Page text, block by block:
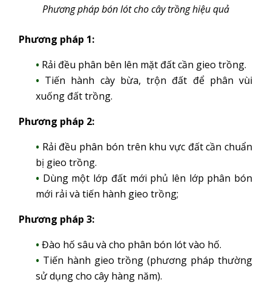
Phương pháp bón lót cho cây trồng hiệu quả
Phương pháp 1:
Rải đều phân bên lên mặt đất cần gieo trồng.
Tiến hành cày bừa, trộn đất để phân vùi
xuống đất trồng.
Phương pháp 2:
Rải đều phân bón trên khu vực đất cần chuẩn
bị gieo trồng.
Dùng một lớp đất mới phủ lên lớp phân bón
mới rải và tiến hành gieo trồng;
Phương pháp 3:
Đào hố sâu và cho phân bón lót vào hố.
Tiến hành gieo trồng (phương pháp thường
sử dụng cho cây hàng năm).